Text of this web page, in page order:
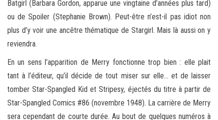
Batgirl (Barbara Gordon, apparue une vingtaine d’années plus tard)
ou de Spoiler (Stephanie Brown). Peut-être n’est-il pas idiot non
plus d’y voir une ancêtre thématique de Stargirl. Mais là aussi on y
reviendra.
En un sens l’apparition de Merry fonctionne trop bien : elle plait
tant à l’éditeur, qu’il décide de tout miser sur elle… et de laisser
tomber Star-Spangled Kid et Stripesy, éjectés du titre à partir de
Star-Spangled Comics #86 (novembre 1948). La carrière de Merry
sera cependant de courte durée. Au bout de quelques numéros à